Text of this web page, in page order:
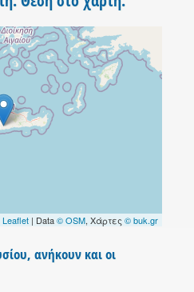
Leaflet | Data© OSM, Χάρτες © buk.gr
ανήκουν και οι